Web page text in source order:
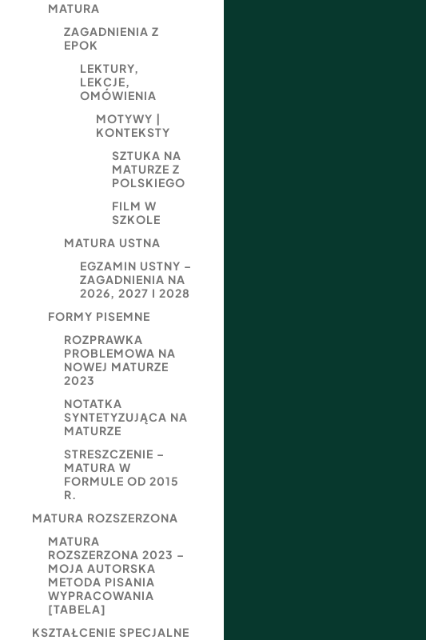
MATURA
ZAGADNIENIA Z
EPOK
LEKTURY,
LEKCJE,
OMÓWIENIA
MOTYWY |
KONTEKSTY
SZTUKA NA
MATURZE Z
POLSKIEGO
FILM W
SZKOLE
MATURA USTNA
EGZAMIN USTNY –
ZAGADNIENIA NA
2026, 2027 I 2028
FORMY PISEMNE
ROZPRAWKA
PROBLEMOWA NA
NOWEJ MATURZE
2023
NOTATKA
SYNTETYZUJĄCA NA
MATURZE
STRESZCZENIE –
MATURA W
FORMULE OD 2015
R.
MATURA ROZSZERZONA
MATURA
ROZSZERZONA 2023 –
MOJA AUTORSKA
METODA PISANIA
WYPRACOWANIA
[TABELA]
KSZTAŁCENIE SPECJALNE